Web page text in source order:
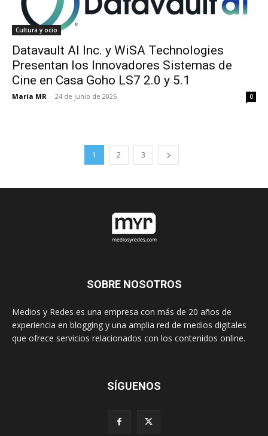
Cultura y ocio
Datavault AI Inc. y WiSA Technologies
Presentan los Innovadores Sistemas de
Cine en Casa Goho LS7 2.0 y 5.1
María MR - 24 de junio de 2026 0
1 2 3
SOBRE NOSOTROS
Medios y Redes es una empresa con más de 20 años de
experiencia en blogging y una amplia red de medios digitales
que ofrece servicios relacionados con los contenidos online.
SÍGUENOS